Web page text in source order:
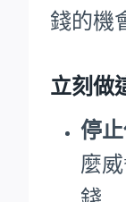
錢的機
立刻做
停
麼